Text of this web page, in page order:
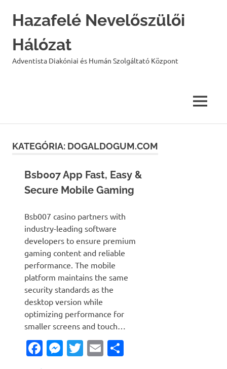
content
Hazafelé Nevelőszülői
Hálózat
Adventista Diakóniai és Humán Szolgáltató Központ
MENU
KATEGÓRIA: DOGALDOGUM.COM
Bsb007 App Fast, Easy &
Secure Mobile Gaming
Bsb007 casino partners with
industry-leading software
developers to ensure premium
gaming content and reliable
performance. The mobile
platform maintains the same
security standards as the
desktop version while
optimizing performance for
smaller screens and touch…
Facebook
Messenger
Twitter
Email